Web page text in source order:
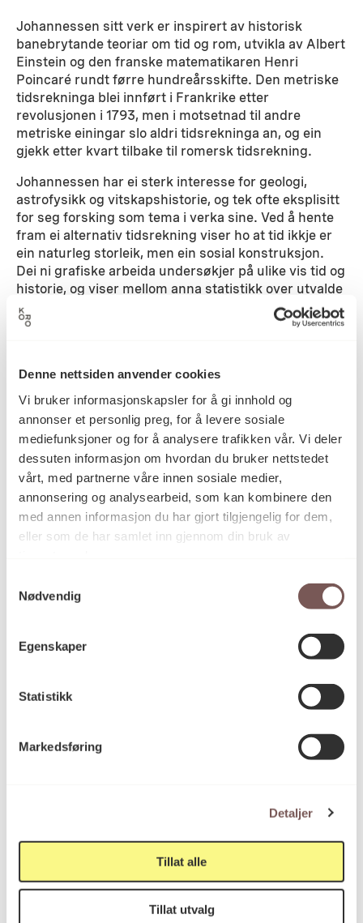
Denne nettsiden anvender cookies
Vi bruker informasjonskapsler for å gi innhold og
annonser et personlig preg, for å levere sosiale
mediefunksjoner og for å analysere trafikken vår. Vi deler
dessuten informasjon om hvordan du bruker nettstedet
vårt, med partnerne våre innen sosiale medier,
annonsering og analysearbeid, som kan kombinere den
med annen informasjon du har gjort tilgjengelig for dem,
eller som de har samlet inn gjennom din bruk av
Nødvendig
Egenskaper
Statistikk
Markedsføring
Detaljer
Tillat alle
Tillat utvalg
Johannessen sitt verk er inspirert av historisk
banebrytande teoriar om tid og rom, utvikla av Albert
Einstein og den franske matematikaren Henri
Poincaré rundt førre hundreårsskifte. Den metriske
tidsrekninga blei innført i Frankrike etter
revolusjonen i 1793, men i motsetnad til andre
metriske einingar slo aldri tidsrekninga an, og ein
gjekk etter kvart tilbake til romersk tidsrekning.
Johannessen har ei sterk interesse for geologi,
astrofysikk og vitskapshistorie, og tek ofte eksplisitt
for seg forsking som tema i verka sine. Ved å hente
fram ei alternativ tidsrekning viser ho at tid ikkje er
ein naturleg storleik, men ein sosial konstruksjon.
Dei ni grafiske arbeida undersøkjer på ulike vis tid og
historie, og viser mellom anna statistikk over utvalde
ord i akademiske journalar. Johannessen har òg sagt
at ho ikkje har ønskt å lage kunst som er universell
tidspunktet prosjektet blei ferdigstilt.
Historisk Tid består av til sammen 10 verk: et
klokketårn med en 10-timers-klokke ute i atriet og en
serie på 9 trykk i ankomstområdet til HF-bygget.
Detaljer
2011
Teknikk og
Digitaltprint på Arches 88 papir
Høyde: 74cm
Bredde: 54cm